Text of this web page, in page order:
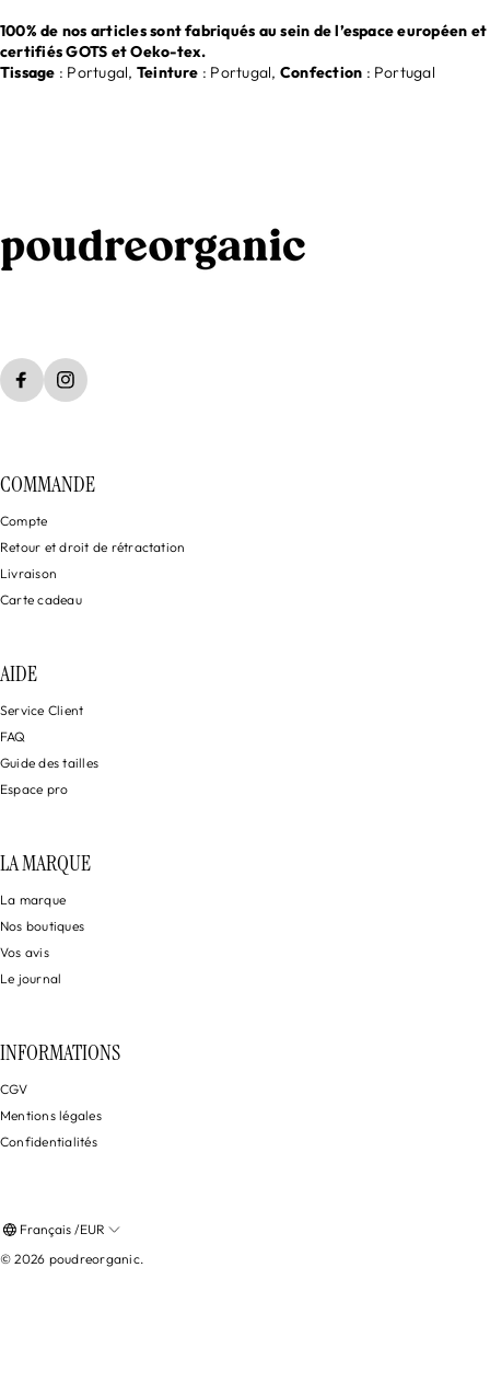
100% de nos articles sont fabriqués au sein de l’espace européen et
certifiés GOTS et Oeko-tex.
Tissage : Portugal, Teinture : Portugal, Confection : Portugal
COMMANDE
Compte
Retour et droit de rétractation
Livraison
Carte cadeau
AIDE
Service Client
FAQ
Guide des tailles
Espace pro
LA MARQUE
La marque
Nos boutiques
Vos avis
Le journal
INFORMATIONS
CGV
Mentions légales
Confidentialités
Français /EUR
© 2026 poudreorganic.